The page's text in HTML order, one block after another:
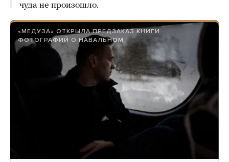
чуда не произошло.
«МЕДУЗА» ОТКРЫЛА ПРЕДЗАКАЗ КНИГИ
ФОТОГРАФИЙ О НАВАЛЬНОМ